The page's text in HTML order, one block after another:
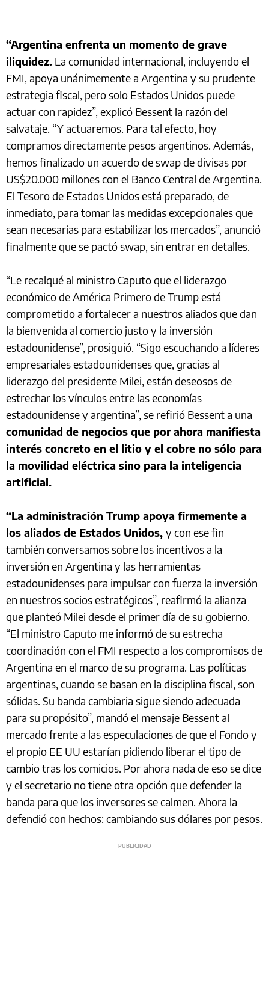
“Argentina enfrenta un momento de grave
iliquidez. La comunidad internacional, incluyendo el
FMI, apoya unánimemente a Argentina y su prudente
estrategia fiscal, pero solo Estados Unidos puede
actuar con rapidez”, explicó Bessent la razón del
salvataje. “Y actuaremos. Para tal efecto, hoy
compramos directamente pesos argentinos. Además,
hemos finalizado un acuerdo de swap de divisas por
US$20.000 millones con el Banco Central de Argentina.
El Tesoro de Estados Unidos está preparado, de
inmediato, para tomar las medidas excepcionales que
sean necesarias para estabilizar los mercados”, anunció
finalmente que se pactó swap, sin entrar en detalles.
“Le recalqué al ministro Caputo que el liderazgo
económico de América Primero de Trump está
comprometido a fortalecer a nuestros aliados que dan
la bienvenida al comercio justo y la inversión
estadounidense”, prosiguió. “Sigo escuchando a líderes
empresariales estadounidenses que, gracias al
liderazgo del presidente Milei, están deseosos de
estrechar los vínculos entre las economías
estadounidense y argentina”, se refirió Bessent a una
comunidad de negocios que por ahora manifiesta
interés concreto en el litio y el cobre no sólo para
la movilidad eléctrica sino para la inteligencia
artificial.
“La administración Trump apoya firmemente a
los aliados de Estados Unidos, y con ese fin
también conversamos sobre los incentivos a la
inversión en Argentina y las herramientas
estadounidenses para impulsar con fuerza la inversión
en nuestros socios estratégicos”, reafirmó la alianza
que planteó Milei desde el primer día de su gobierno.
“El ministro Caputo me informó de su estrecha
coordinación con el FMI respecto a los compromisos de
Argentina en el marco de su programa. Las políticas
argentinas, cuando se basan en la disciplina fiscal, son
sólidas. Su banda cambiaria sigue siendo adecuada
para su propósito”, mandó el mensaje Bessent al
mercado frente a las especulaciones de que el Fondo y
el propio EE UU estarían pidiendo liberar el tipo de
cambio tras los comicios. Por ahora nada de eso se dice
y el secretario no tiene otra opción que defender la
banda para que los inversores se calmen. Ahora la
defendió con hechos: cambiando sus dólares por pesos.